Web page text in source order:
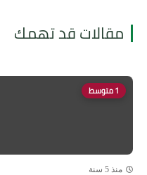
مقالات قد تهمك
1 متوسط
منذ 5 سنة